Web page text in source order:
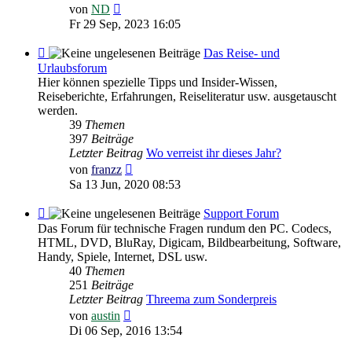
von ND
Beitrag
Fr 29 Sep, 2023 16:05
Feed
-
Das
Reise-
und
Urlaubsforum
Das Reise- und
Urlaubsforum
Hier können spezielle Tipps und Insider-Wissen,
Reiseberichte, Erfahrungen, Reiseliteratur usw. ausgetauscht
werden.
39 Themen
397 Beiträge
Letzter Beitrag Wo verreist ihr dieses Jahr?
von franzz
Beitrag
Sa 13 Jun, 2020 08:53
Feed
-
Support
Forum
Support Forum
Das Forum für technische Fragen rundum den PC. Codecs,
HTML, DVD, BluRay, Digicam, Bildbearbeitung, Software,
Handy, Spiele, Internet, DSL usw.
40 Themen
251 Beiträge
Letzter Beitrag Threema zum Sonderpreis
von austin
Beitrag
Di 06 Sep, 2016 13:54